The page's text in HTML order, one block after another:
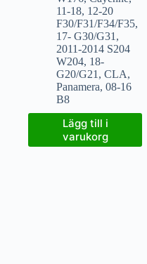
11-18, 12-20
F30/F31/F34/F35,
17- G30/G31,
2011-2014 S204
W204, 18-
G20/G21, CLA,
Panamera, 08-16
B8
Lägg till i
varukorg